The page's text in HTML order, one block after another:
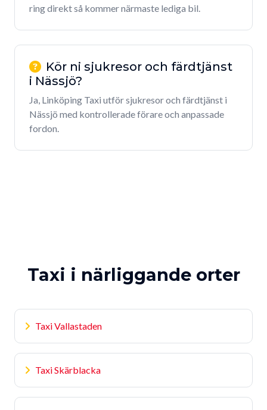
ring direkt så kommer närmaste lediga bil.
Kör ni sjukresor och färdtjänst
i Nässjö?
Ja, Linköping Taxi utför sjukresor och färdtjänst i
Nässjö med kontrollerade förare och anpassade
fordon.
Taxi i närliggande orter
Taxi Vallastaden
Taxi Skärblacka